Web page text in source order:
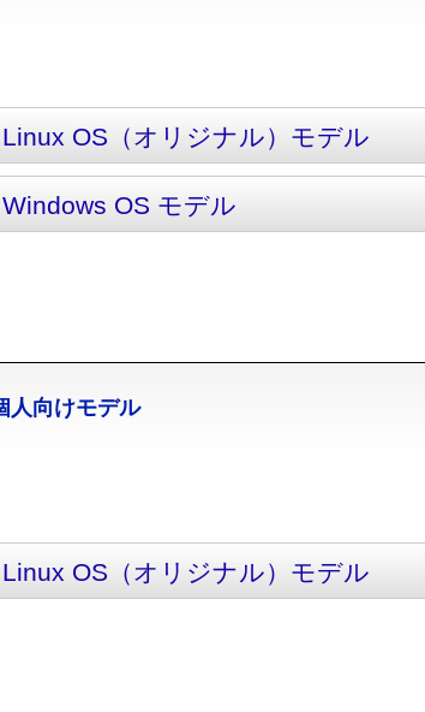
Linux OS（オリジナル）モデル
Windows OS モデル
人向けモデル
Linux OS（オリジナル）モデル